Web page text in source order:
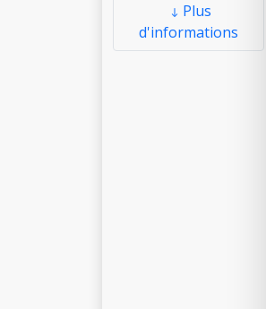
Plus
d'informations